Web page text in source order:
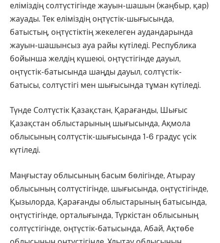
еліміздің солтүстігінде жауын-шашын (жаңбыр, қар)
жауады. Тек еліміздің оңтүстік-шығысында,
батыстың, оңтүстіктің жекелеген аудандарында
жауын-шашынсыз ауа райы күтіледі. Республика
бойынша желдің күшеюі, оңтүстігінде дауыл,
оңтүстік-батысында шаңды дауыл, солтүстік-
батысы, солтүстігі мен шығысында тұман күтіледі.
Түнде Солтүстік Қазақстан, Қарағанды, Шығыс
Қазақстан облыстарының шығысында, Ақмола
облысының солтүстік-шығысында 1-6 градус үсік
күтіледі.
Маңғыстау облысының басым бөлігінде, Атырау
облысының солтүстігінде, шығысында, оңтүстігінде,
Қызылорда, Қарағанды облыстарының батысында,
оңтүстігінде, орталығында, Түркістан облысының
солтүстігінде, оңтүстік-батысында, Абай, Ақтөбе